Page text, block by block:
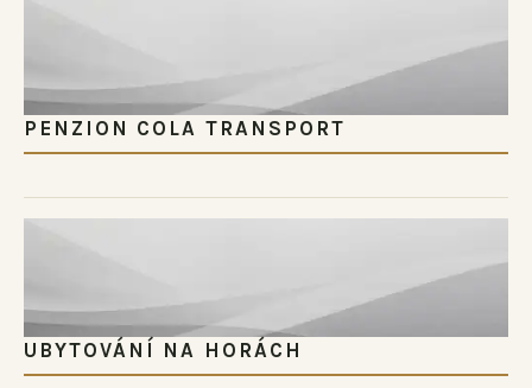
PENZION COLA TRANSPORT
UBYTOVÁNÍ NA HORÁCH